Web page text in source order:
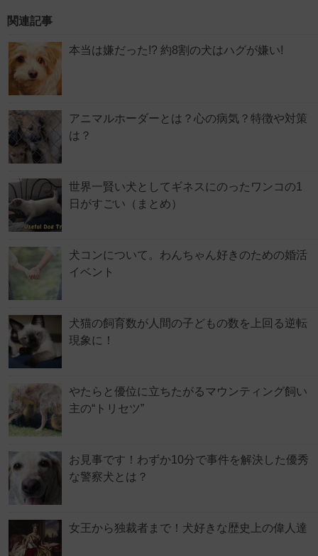
関連記事
本当は嫌だった!? 約8割の犬はハグが嫌い!
アニマルホーダーとは？心の病気？特徴や対策
は？
世界一賢い犬としてギネスにのったワンコの1
日がすごい（まとめ）
犬コンについて。わんちゃん好きのための婚活
イベント
犬猫の飼育数が人間の子どもの数を上回る逆転
現象に！
やたらと優位に立ちたがるマウンティング飼い
主の“トリセツ”
お見事です！わずか10分で事件を解決した優秀
な警察犬とは？
女王から独裁者まで！犬好きな歴史上の偉人達